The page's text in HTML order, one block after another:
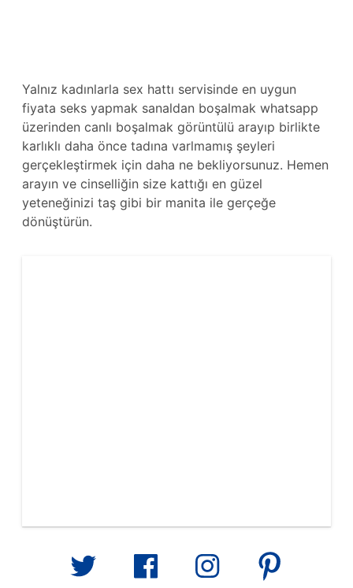
Yalnız kadınlarla sex hattı servisinde en uygun
fiyata seks yapmak sanaldan boşalmak whatsapp
üzerinden canlı boşalmak görüntülü arayıp birlikte
karlıklı daha önce tadına varlmamış şeyleri
gerçekleştirmek için daha ne bekliyorsunuz. Hemen
arayın ve cinselliğin size kattığı en güzel
yeteneğinizi taş gibi bir manita ile gerçeğe
dönüştürün.